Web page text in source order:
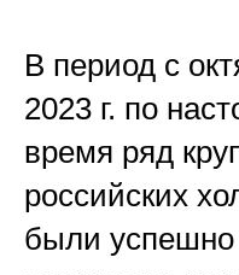
В период с
2023 г. по
время ряд
российских
были успешно